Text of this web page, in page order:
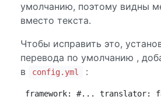
умолчанию, поэтому видны
вместо текста.
Чтобы исправить это,
перевода по умолчанию ,
в
config.yml :
framework: #... translator: